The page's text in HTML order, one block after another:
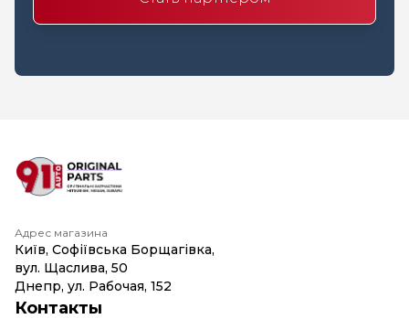
Адрес магазина
Київ, Софіївська Борщагівка,
вул. Щаслива, 50
Днепр, ул. Рабочая, 152
Контакты